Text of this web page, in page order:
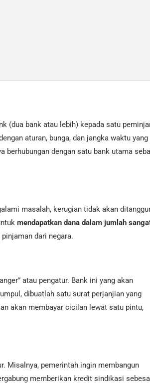
(dua bank atau lebih) kepada satu
aturan, bunga, dan jangka waktu yang
berhubungan dengan satu bank utama
masalah, kerugian tidak akan
mendapatkan dana dalam jumlah
dari negara.
atau pengatur. Bank ini yang akan
dibuatlah satu surat perjanjian yang
akan membayar cicilan lewat satu pintu,
Misalnya, pemerintah ingin membangun
memberikan kredit sindikasi